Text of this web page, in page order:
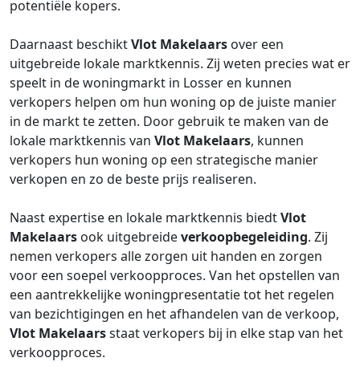
potentiële kopers.
Daarnaast beschiktVlot Makelaars over een
uitgebreide lokale marktkennis. Zij weten precies wat er
speelt in de woningmarkt in Losser en kunnen
verkopers helpen om hun woning op de juiste manier
in de markt te zetten. Door gebruik te maken van de
lokale marktkennis van Vlot Makelaars, kunnen
verkopers hun woning op een strategische manier
verkopen en zo de beste prijs realiseren.
Naast expertise en lokale marktkennis biedtVlot
Makelaars ook uitgebreideverkoopbegeleiding. Zij
nemen verkopers alle zorgen uit handen en zorgen
voor een soepel verkoopproces. Van het opstellen van
een aantrekkelijke woningpresentatie tot het regelen
van bezichtigingen en het afhandelen van de verkoop,
Vlot Makelaarsstaat verkopers bij in elke stap van het
verkoopproces.